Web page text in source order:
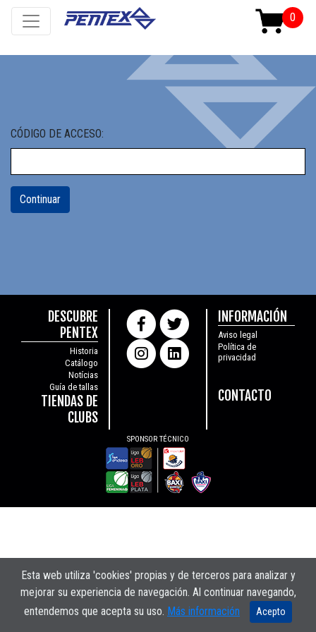
CÓDIGO DE ACCESO:
DESCUBRE
PENTEX
Historia
Catálogo
Notícias
Guía de tallas
TIENDAS DE
CLUBS
INFORMACIÓN
Aviso legal
Política de
privacidad
CONTACTO
SPONSOR TÉCNICO
Esta web utiliza 'cookies' propias y de terceros para analizar y
mejorar su experiencia de navegación. Al continuar navegando,
entendemos que acepta su uso. Más información Acepto